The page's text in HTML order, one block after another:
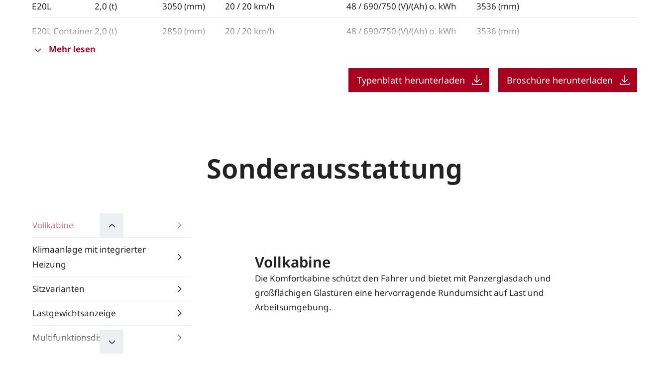
E20L 2,0 (t) 3050 (mm) 20 / 20 km/h 48 / 690/750 (V)/(Ah) o. kWh 3536 (mm)
E20L Container2,0 (t) 2850 (mm) 20 / 20 km/h 48 / 690/750 (V)/(Ah) o. kWh
3536 (mm)
Mehr lesen
Typenblatt herunterladen Broschüre herunterladen
Sonderausstattung
Vollkabine
Klimaanlage mit integrierter
Heizung
Sitzvarianten
Lastgewichtsanzeige
Multifunktionsdisplay
Vollkabine
Die Komfortkabine schützt den Fahrer und bietet mit Panzerglasdach und
großflächigen Glastüren eine hervorragende Rundumsicht auf Last und
Arbeitsumgebung.